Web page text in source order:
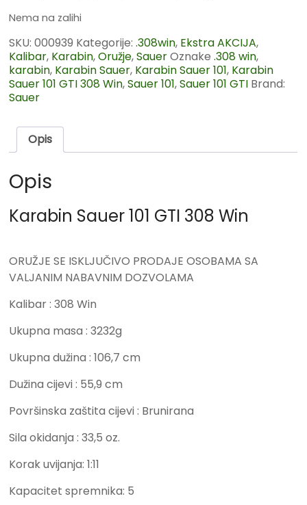
Nema na zalihi
SKU:000939 Kategorije:.308win, Ekstra AKCIJA,
Kalibar, Karabin,Oružje,SauerOznake.308 win,
karabin, Karabin Sauer, Karabin Sauer 101, Karabin
Sauer 101 GTI 308 Win,Sauer 101,Sauer 101 GTI Brand:
Sauer
Opis
Opis
Karabin Sauer 101 GTI 308 Win
ORUŽJE SE ISKLJUČIVO PRODAJE OSOBAMA SA
VALJANIM NABAVNIM DOZVOLAMA
Kalibar : 308 Win
Ukupna masa : 3232g
Ukupna dužina : 106,7 cm
Dužina cijevi : 55,9 cm
Površinska zaštita cijevi : Brunirana
Sila okidanja : 33,5 oz.
Korak uvijanja: 1:11
Kapacitet spremnika: 5